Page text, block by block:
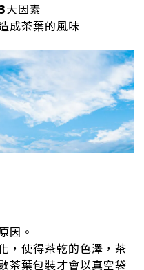
大因素
成茶葉的風味
因。
，使得茶乾的色澤，茶
茶葉包裝才會以真空袋